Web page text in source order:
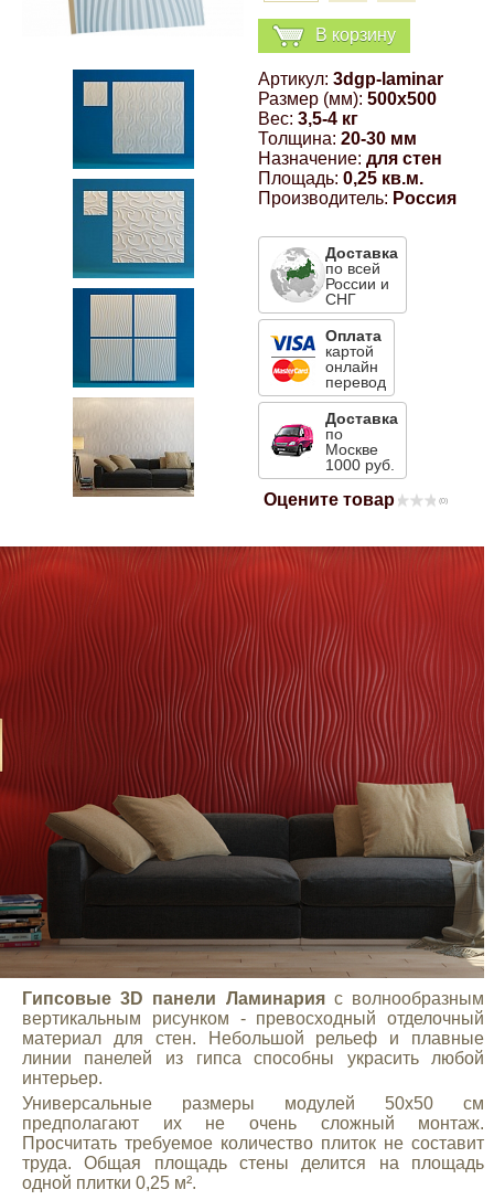
В корзину
Артикул: 3dgp-laminar
Размер (мм): 500x500
Вес: 3,5-4 кг
Толщина: 20-30 мм
Назначение: для стен
Площадь: 0,25 кв.м.
Производитель: Россия
Доставка
по всей
России и
СНГ
Оплата
картой
онлайн
перевод
Доставка
по
Москве
1000 руб.
Оцените товар (0)
Гипсовые 3D панели Ламинарияс волнообразным
вертикальным рисунком - превосходный отделочный
материал для стен. Небольшой рельеф и плавные
линии панелей из гипса способны украсить любой
интерьер.
Универсальные размеры модулей 50х50 см
предполагают их не очень сложный монтаж.
Просчитать требуемое количество плиток не составит
труда. Общая площадь стены делится на площадь
одной плитки 0,25 м².
Компрессионные фитинги Poliext
Honda
Hyundai
Mercedes-Benz
Opel
Renault
Suzuki
Toyota
Volkswagen
УАЗ
Дополнительные товары
Шпатлевки, штукатурки
Эмали универсальные акриловые
Грунтовки, защитные лаки
Магнитные панели на холодильник